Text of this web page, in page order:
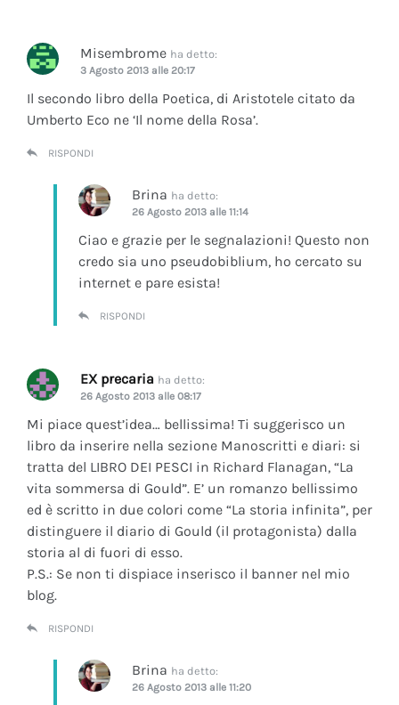
Misembrome ha detto:
3 Agosto 2013 alle 20:17
Il secondo libro della Poetica, di Aristotele citato da
Umberto Eco ne ‘Il nome della Rosa’.
RISPONDI
Brina ha detto:
26 Agosto 2013 alle 11:14
Ciao e grazie per le segnalazioni! Questo non
credo sia uno pseudobiblium, ho cercato su
internet e pare esista!
RISPONDI
EX precaria ha detto:
26 Agosto 2013 alle 08:17
Mi piace quest’idea… bellissima! Ti suggerisco un
libro da inserire nella sezione Manoscritti e diari: si
tratta del LIBRO DEI PESCI in Richard Flanagan, “La
vita sommersa di Gould”. E’ un romanzo bellissimo
ed è scritto in due colori come “La storia infinita”, per
distinguere il diario di Gould (il protagonista) dalla
storia al di fuori di esso.
P.S.: Se non ti dispiace inserisco il banner nel mio
blog.
RISPONDI
Brina ha detto:
26 Agosto 2013 alle 11:20